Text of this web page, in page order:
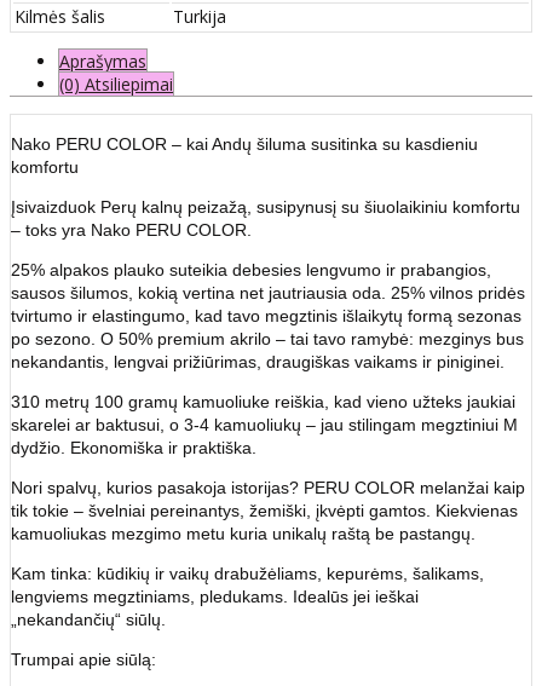
Kilmės šalis
Turkija
Aprašymas
(0) Atsiliepimai
Nako PERU COLOR – kai Andų šiluma susitinka su kasdieniu
komfortu
Įsivaizduok Perų kalnų peizažą, susipynusį su šiuolaikiniu komfortu
– toks yra Nako PERU COLOR.
25% alpakos plauko suteikia debesies lengvumo ir prabangios,
sausos šilumos, kokią vertina net jautriausia oda. 25% vilnos pridės
tvirtumo ir elastingumo, kad tavo megztinis išlaikytų formą sezonas
po sezono. O 50% premium akrilo – tai tavo ramybė: mezginys bus
nekandantis, lengvai prižiūrimas, draugiškas vaikams ir piniginei.
310 metrų 100 gramų kamuoliuke reiškia, kad vieno užteks jaukiai
skarelei ar baktusui, o 3-4 kamuoliukų – jau stilingam megztiniui M
dydžio. Ekonomiška ir praktiška.
Nori spalvų, kurios pasakoja istorijas? PERU COLOR melanžai kaip
tik tokie – švelniai pereinantys, žemiški, įkvėpti gamtos. Kiekvienas
kamuoliukas mezgimo metu kuria unikalų raštą be pastangų.
Kam tinka: kūdikių ir vaikų drabužėliams, kepurėms, šalikams,
lengviems megztiniams, pledukams. Idealūs jei ieškai
„nekandančių“ siūlų.
Trumpai apie siūlą: